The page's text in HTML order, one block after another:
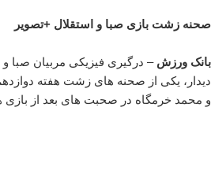
صحنه زشت بازی صبا و استقلال +تصویر
بانک ورزش– درگیری فیزیکی مربیان صبا و
دیدار، یکی از صحنه های زشت هفته
و محمد خرمگاه در صحبت های بعد از بازی